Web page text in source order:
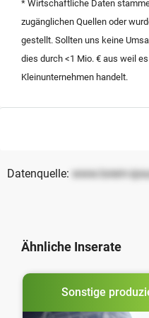
Käufer, die Synergien in
Logistik suchen.
* Wirtschaftliche Daten
zugänglichen Quellen oder
gestellt. Sollten uns keine
dies durch <1 Mio. € aus weil
Kleinunternehmen handelt.
Datenquelle: www.lorem-
Ähnliche Inserate
Sonstige